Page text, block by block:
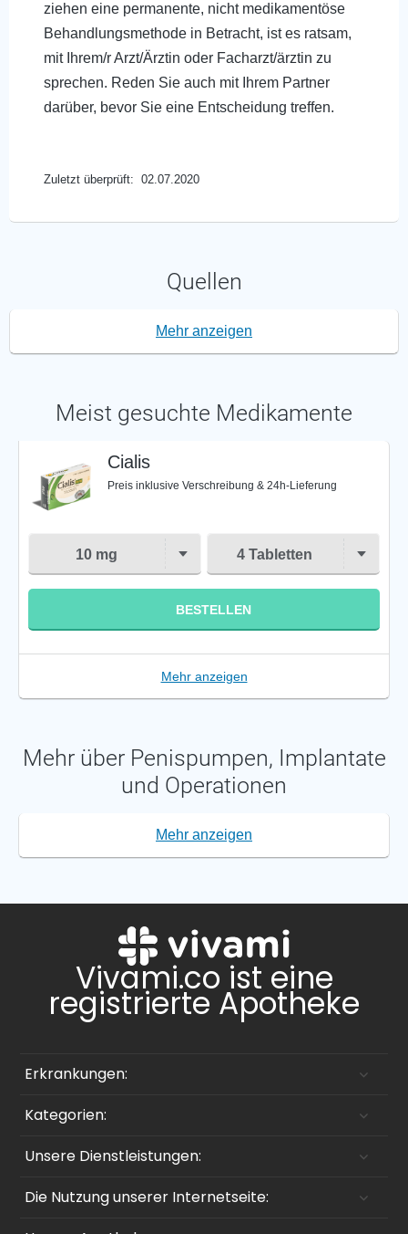
ziehen eine permanente, nicht medikamentöse
Behandlungsmethode in Betracht, ist es ratsam,
mit Ihrem/r Arzt/Ärztin oder Facharzt/ärztin zu
sprechen. Reden Sie auch mit Ihrem Partner
darüber, bevor Sie eine Entscheidung treffen.
Zuletzt überprüft: 02.07.2020
Quellen
Mehr anzeigen
Meist gesuchte Medikamente
Cialis
Preis inklusive Verschreibung & 24h-Lieferung
10 mg 4 Tabletten
BESTELLEN
Mehr anzeigen
Mehr über Penispumpen, Implantate
und Operationen
Mehr anzeigen
Vivami.co ist eine
registrierte Apotheke
Erkrankungen:
Kategorien:
Unsere Dienstleistungen:
Die Nutzung unserer Internetseite: